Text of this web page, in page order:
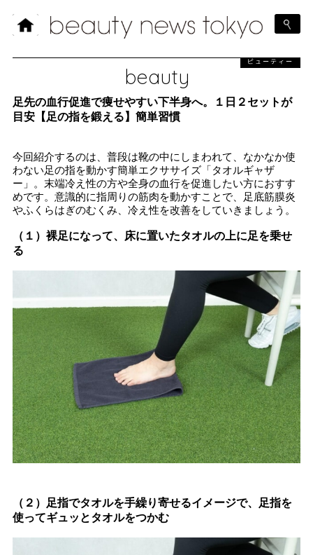
beauty
ビューティー
足先の血行促進で痩せやすい下半身へ。１日２セットが
目安【足の指を鍛える】簡単習慣
今回紹介するのは、普段は靴の中にしまわれて、なかなか使
わない足の指を動かす簡単エクササイズ「タオルギャザ
ー」。末端冷え性の方や全身の血行を促進したい方におすす
めです。意識的に指周りの筋肉を動かすことで、足底筋膜炎
やふくらはぎのむくみ、冷え性を改善をしていきましょう。
（１）裸足になって、床に置いたタオルの上に足を乗せ
る
（２）足指でタオルを手繰り寄せるイメージで、足指を
使ってギュッとタオルをつかむ